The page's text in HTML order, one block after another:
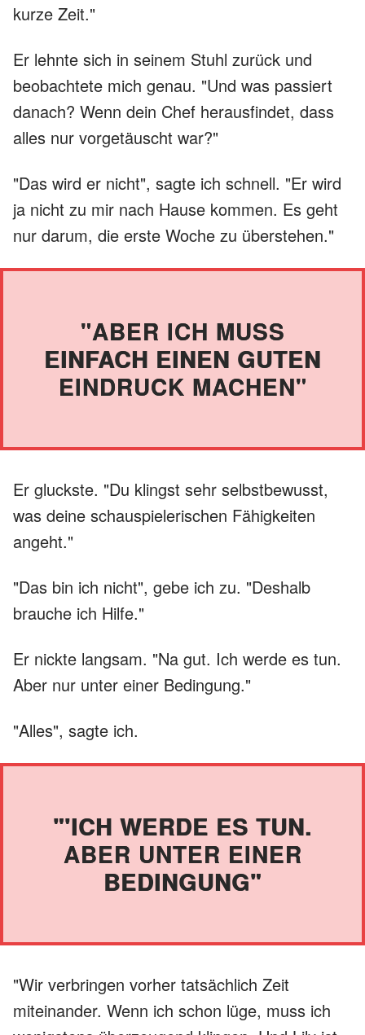
kurze Zeit."
Er lehnte sich in seinem Stuhl zurück und
beobachtete mich genau. "Und was passiert
danach? Wenn dein Chef herausfindet, dass
alles nur vorgetäuscht war?"
"Das wird er nicht", sagte ich schnell. "Er wird
ja nicht zu mir nach Hause kommen. Es geht
nur darum, die erste Woche zu überstehen."
"ABER ICH MUSS
EINFACH EINEN GUTEN
EINDRUCK MACHEN"
Er gluckste. "Du klingst sehr selbstbewusst,
was deine schauspielerischen Fähigkeiten
angeht."
"Das bin ich nicht", gebe ich zu. "Deshalb
brauche ich Hilfe."
Er nickte langsam. "Na gut. Ich werde es tun.
Aber nur unter einer Bedingung."
"Alles", sagte ich.
"'ICH WERDE ES TUN.
ABER UNTER EINER
BEDINGUNG"
"Wir verbringen vorher tatsächlich Zeit
miteinander. Wenn ich schon lüge, muss ich